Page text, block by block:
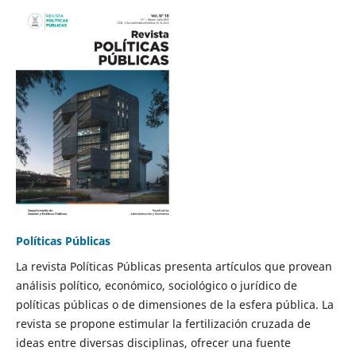
Políticas Públicas
La revista Políticas Públicas presenta artículos que provean
análisis político, económico, sociológico o jurídico de
políticas públicas o de dimensiones de la esfera pública. La
revista se propone estimular la fertilización cruzada de
ideas entre diversas disciplinas, ofrecer una fuente